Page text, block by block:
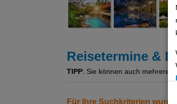
Reisetermine &
TIPP: Sie können auch mehrere
Für Ihre Suchkriterien